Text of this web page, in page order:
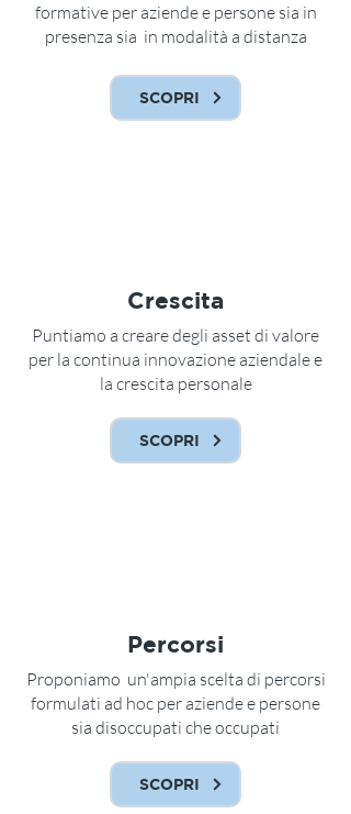
formative per aziende e persone sia in
presenza sia in modalità a distanza
SCOPRI
Crescita
Puntiamo a creare degli asset di valore
per la continua innovazione aziendale e
la crescita personale
SCOPRI
Percorsi
Proponiamo un'ampia scelta di percorsi
formulati ad hoc per aziende e persone
sia disoccupati che occupati
SCOPRI